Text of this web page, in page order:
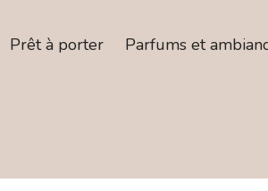
Prêt à porter Parfums et